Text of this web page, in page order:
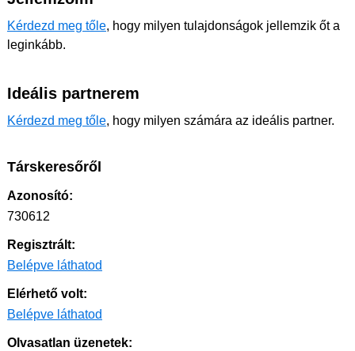
Kérdezd meg tőle, hogy milyen tulajdonságok jellemzik őt a
leginkább.
Ideális partnerem
Kérdezd meg tőle, hogy milyen számára az ideális partner.
Társkeresőről
Azonosító:
730612
Regisztrált:
Belépve láthatod
Elérhető volt:
Belépve láthatod
Olvasatlan üzenetek: